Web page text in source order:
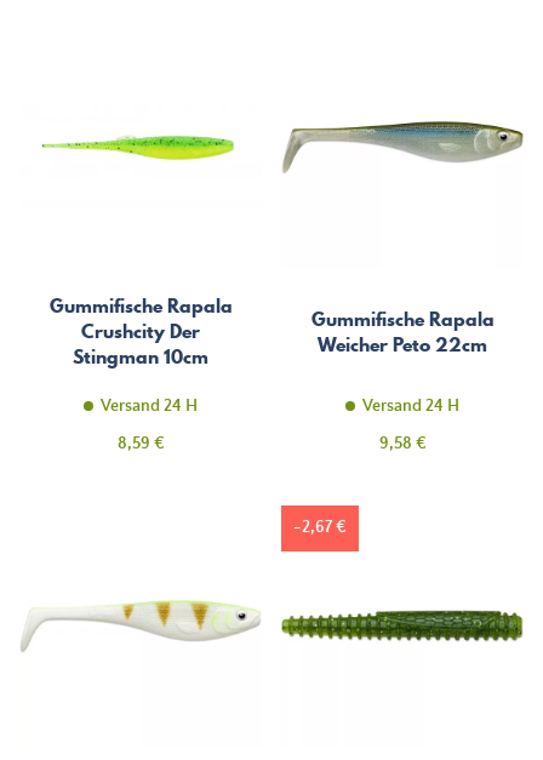
Gummifische Rapala
Crushcity Der
Stingman 10cm
Versand 24 H
Preis
8,59 €
Gummifische Rapala
Weicher Peto 22cm
Versand 24 H
Preis
9,58 €
-2,67 €